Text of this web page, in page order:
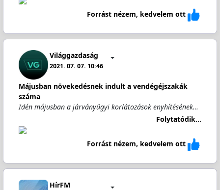
Forrást nézem, kedvelem ott
Világgazdaság
2021. 07. 07. 10:46
Májusban növekedésnek indult a vendégéjszakák
száma
Idén májusban a járványügyi korlátozások enyhítésének…
Folytatódik...
Forrást nézem, kedvelem ott
HírFM